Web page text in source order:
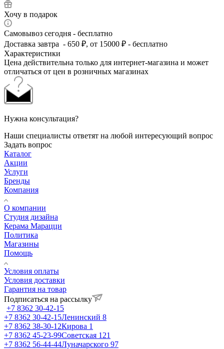
Хочу в подарок
Самовывоз сегодня - бесплатно
Доставка завтра - 650 ₽, от 15000 ₽ - бесплатно
Характеристики
Цена действительна только для интернет-магазина и может
отличаться от цен в розничных магазинах
Нужна консультация?
Наши специалисты ответят на любой интересующий вопрос
Задать вопрос
Каталог
Акции
Услуги
Бренды
Компания
О компании
Студия дизайна
Керама Марацци
Политика
Магазины
Помощь
Условия оплаты
Условия доставки
Гарантия на товар
Подписаться на рассылку
+7 8362 30-42-15
+7 8362 30-42-15Ленинский 8
+7 8362 38-30-12Кирова 1
+7 8362 45-23-99Советская 121
+7 8362 56-44-44Луначарского 97